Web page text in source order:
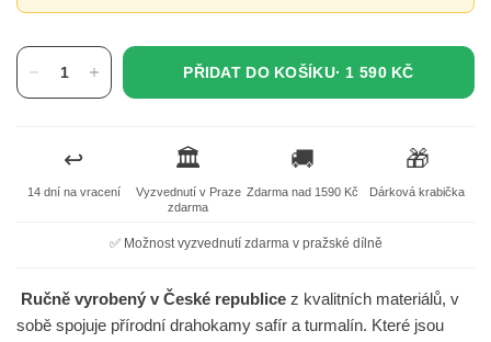
PŘIDAT DO KOŠÍKU· 1 590 KČ
↩️
14 dní na vracení
🏛️
Vyzvednutí v Praze
zdarma
🚚
Zdarma nad 1590 Kč
🎁
Dárková krabička
✅ Možnost vyzvednutí zdarma v pražské dílně
Ručně vyrobený v České republice z kvalitních materiálů, v
sobě spojuje přírodní drahokamy safír a turmalín. Které jsou